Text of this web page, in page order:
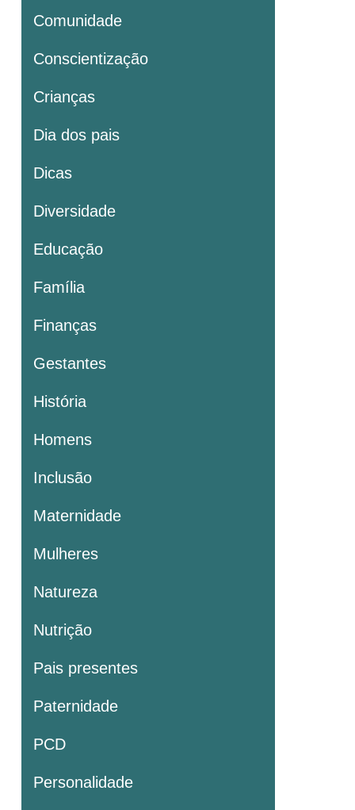
Comunidade
Conscientização
Crianças
Dia dos pais
Dicas
Diversidade
Educação
Família
Finanças
Gestantes
História
Homens
Inclusão
Maternidade
Mulheres
Natureza
Nutrição
Pais presentes
Paternidade
PCD
Personalidade